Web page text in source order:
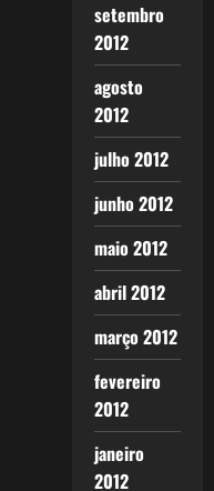
setembro
2012
agosto
2012
julho 2012
junho 2012
maio 2012
abril 2012
março 2012
fevereiro
2012
janeiro
2012